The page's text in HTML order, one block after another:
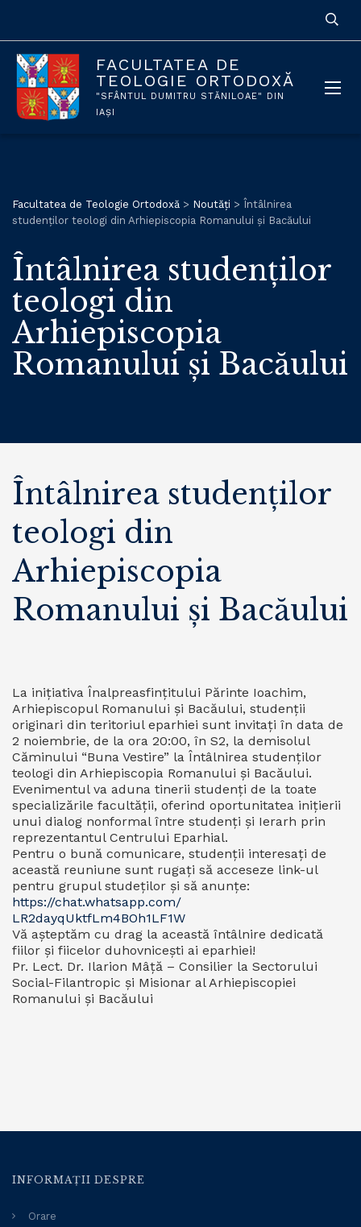
FACULTATEA DE
TEOLOGIE ORTODOXĂ
"SFÂNTUL DUMITRU STĂNILOAE" DIN
IAȘI
Facultatea de Teologie Ortodoxă > Noutăți > Întâlnirea
studenților teologi din Arhiepiscopia Romanului și Bacăului
Întâlnirea studenților
teologi din
Arhiepiscopia
Romanului și Bacăului
Întâlnirea studenților
teologi din
Arhiepiscopia
Romanului și Bacăului
La inițiativa Înalpreasfințitului Părinte Ioachim,
Arhiepiscopul Romanului și Bacăului, studenții
originari din teritoriul eparhiei sunt invitați în data de
2 noiembrie, de la ora 20:00, în S2, la demisolul
Căminului “Buna Vestire” la Întâlnirea studenților
teologi din Arhiepiscopia Romanului și Bacăului.
Evenimentul va aduna tinerii studenți de la toate
specializările facultății, oferind oportunitatea inițierii
unui dialog nonformal între studenți și Ierarh prin
reprezentantul Centrului Eparhial.
Pentru o bună comunicare, studenții interesați de
această reuniune sunt rugați să acceseze link-ul
pentru grupul studeților și să anunțe:
https://chat.whatsapp.com/
LR2dayqUktfLm4BOh1LF1W
Vă așteptăm cu drag la această întâlnire dedicată
fiilor și fiicelor duhovnicești ai eparhiei!
Pr. Lect. Dr. Ilarion Mâță – Consilier la Sectorului
Social-Filantropic și Misionar al Arhiepiscopiei
Romanului și Bacăului
INFORMAȚII DESPRE
Orare